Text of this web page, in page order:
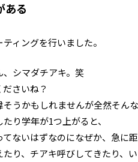
ある
ィングを行いました。
、シマダチアキ。笑
さいね？
うかもしれませんが全然そんな
り学年が1つ上がると、
ないはずなのになぜか、急に
り、チアキ呼びしてきたり、い